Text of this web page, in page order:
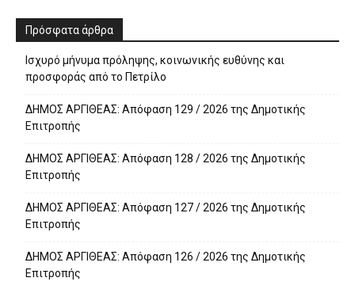
Πρόσφατα άρθρα
Ισχυρό μήνυμα πρόληψης, κοινωνικής ευθύνης και
προσφοράς από το Πετρίλο
ΔΗΜΟΣ ΑΡΓΙΘΕΑΣ: Απόφαση 129 / 2026 της Δημοτικής
Επιτροπής
ΔΗΜΟΣ ΑΡΓΙΘΕΑΣ: Απόφαση 128 / 2026 της Δημοτικής
Επιτροπής
ΔΗΜΟΣ ΑΡΓΙΘΕΑΣ: Απόφαση 127 / 2026 της Δημοτικής
Επιτροπής
ΔΗΜΟΣ ΑΡΓΙΘΕΑΣ: Απόφαση 126 / 2026 της Δημοτικής
Επιτροπής